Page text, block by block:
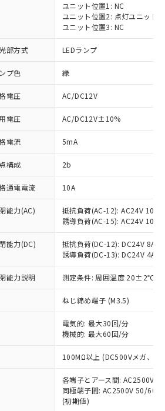
ユニット位置1: NC
ユニット位置2: 点灯ユニット
ユニット位置3: NC
部方式 LEDランプ
プ色 緑
電圧 AC/DC12V
電圧 AC/DC12V±10%
電流 5mA
構成 2b
通電電流 10A
能力(AC)
抵抗負荷(AC-12): AC24V 10A/
誘導負荷(AC-15): AC24V
能力(DC)
抵抗負荷(DC-12): DC24V 8A/
誘導負荷(DC-13): DC24V 4A/
能力説明 測定条件: 周囲温度 20±2℃、
ねじ締め端子 (M3.5)
電気的: 最大30回/分
機械的: 最大60回/分
100MΩ以上 (DC500Vメガ、点
各端子とアース間: AC2500V
同極端子間: AC2500V 50/
(初期値)
件
お読みいただき、同意のうえ
。
スは、当社制御機器事業取扱
社在庫状況および標準価格
提供させていただくもので
機器事業取扱商品の中には、
スの対象外となる商品もある
了承ください。
および標準価格照会結果は、
いる更新日時点での社内デー
き作成されるものであり、閲
時点での実際の在庫および標
は異なる場合があることをご
EU RoHS指令（10物質）の
した製品が提供可能な商品で
RoHS指令（10物質）の非含
品に切り替える予定のある
：EU RoHS指令（10物質）の
応の商品で、対応品を出す予
。
：EU RoHS指令（10物質）の
状況を調査中または確認中の
イセンス料など無形物で、有
係のない商品です。
情により、非含有部品として
有品と判明した場合などや
することがあります。
1000ppm以下、ポリ臭化ビフェニル
以下、ポリ臭化ジフェニルエーテル類
質材料含有率が中国RoHSの
ることを示します。
質材料含有率が中国RoHSの
いることを示します。
認です。当社販売部門へお問
の基準値 (GB/T26572)：
、 Hg(水銀) : 1000ppm、 Cd(カドミウ
) : 1000ppm、 PBBs(ポリ臭化ビフェ
これら貴社製品のうち、外国
び外国貿易法に定める商品
規制貨物等」という）を輸出
外への提供する場合は、日本
輸出許可(または役務取引許
得するなどの必要な手続きを